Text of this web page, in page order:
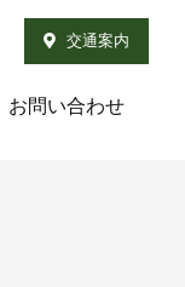
交通案内
お問い合わせ